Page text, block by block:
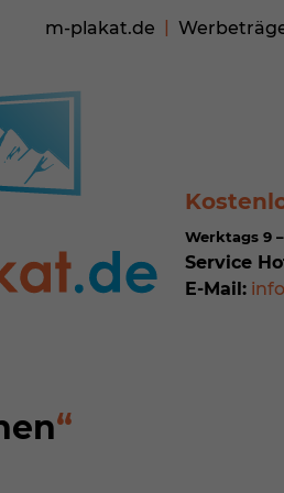
m-plakat.de
Werktags 9
Service
E-Mail: